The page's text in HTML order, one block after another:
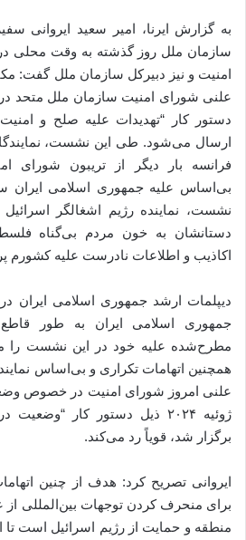
به گزارش ایرنا، امیر سعید ایروانی
سازمان ملل روز گذشته به وقت محلی
امنیت و نیز دبیرکل سازمان ملل گفت:
ارسال می‌شود. طی این نشست، نمایندگان
فرانسه بار دیگر از تریبون شورای
بی‌اساس علیه جمهوری اسلامی ایران
نشست، نماینده رژیم اشغالگر
دستانشان به خون مردم بی‌گناه
اکاذیب و اطلاعات نادرست علیه کشورم
دیپلمات ارشد جمهوری اسلامی ایران
جمهوری اسلامی ایران به طور
مطرح‌شده علیه خود در این نشست را
همچنین اتهامات تکراری و بی‌اساس
برگزار شد، قویاً رد می‌کند.
ایروانی تصریح کرد: هدف از چنین
برای منحرف کردن توجهات بین‌المللی
منطقه و حمایت از رژیم اسرائیل است تا